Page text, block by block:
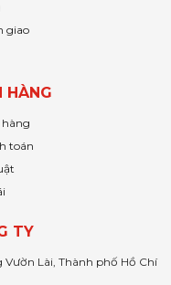
giao
HÀNG
hàng
toán
TY
Vườn Lài, Thành phố Hồ Chí